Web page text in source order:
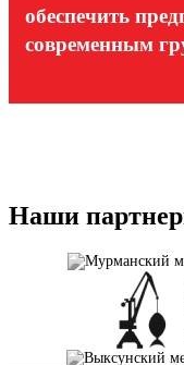
обеспечить
современным
Наши